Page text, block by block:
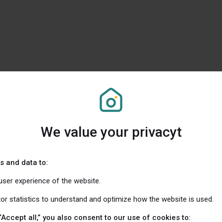
We value your privacyt
and data to:
experience of the website.
statistics to understand and optimize how the website is used.
all,” you also consent to our use of cookies to:
med de nya reglerna kommer avdragen att hållas
dvs de konkurrerar inte längre om samma budget.
Rut stod en gång i tiden för “
som utförs i eller i nära anslutning till hemmet. –
i bostaden, så avdraget kan inte användas i